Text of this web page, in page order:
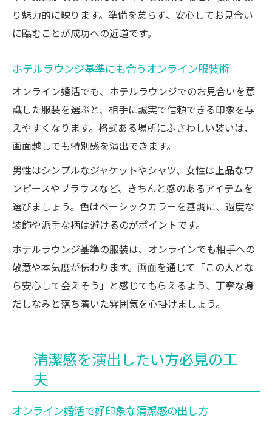
り魅力的に映ります。準備を怠らず、安心してお見合い
に臨むことが成功への近道です。
ホテルラウンジ基準にも合うオンライン服装術
オンライン婚活でも、ホテルラウンジでのお見合いを意
識した服装を選ぶと、相手に誠実で信頼できる印象を与
えやすくなります。格式ある場所にふさわしい装いは、
画面越しでも特別感を演出できます。
男性はシンプルなジャケットやシャツ、女性は上品なワ
ンピースやブラウスなど、きちんと感のあるアイテムを
選びましょう。色はベーシックカラーを基調に、過度な
装飾や派手な柄は避けるのがポイントです。
ホテルラウンジ基準の服装は、オンラインでも相手への
敬意や本気度が伝わります。画面を通じて「この人とな
ら安心して会えそう」と感じてもらえるよう、丁寧な身
だしなみと落ち着いた雰囲気を心掛けましょう。
清潔感を演出したい方必見の工
夫
オンライン婚活で好印象な清潔感の出し方